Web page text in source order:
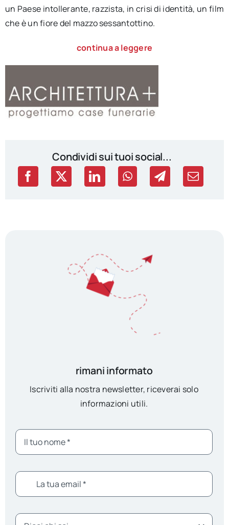
un Paese intollerante, razzista, in crisi di identità, un film
che è un fiore del mazzo sessantottino.
continua a leggere
Condividi sui tuoi social...
rimani informato
Iscriviti alla nostra newsletter, riceverai solo
informazioni utili.